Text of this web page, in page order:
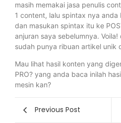
masih memakai jasa penulis
1 content, lalu spintax nya
dan masukan spintax itu ke
anjuran saya sebelumnya.
sudah punya ribuan artikel unik
Mau lihat hasil konten yang
PRO? yang anda baca inilah
mesin kan?
Previous Post